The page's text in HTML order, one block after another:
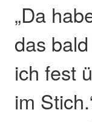
„Da
das
ich fest
im